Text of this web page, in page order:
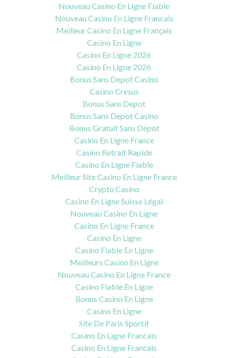
Nouveau Casino En Ligne Fiable
Nouveau Casino En Ligne Francais
Meilleur Casino En Ligne Français
Casino En Ligne
Casino En Ligne 2026
Casino En Ligne 2026
Bonus Sans Depot Casino
Casino Cresus
Bonus Sans Depot
Bonus Sans Depot Casino
Bonus Gratuit Sans Dépôt
Casino En Ligne France
Casino Retrait Rapide
Casino En Ligne Fiable
Meilleur Site Casino En Ligne France
Crypto Casino
Casino En Ligne Suisse Légal
Nouveau Casino En Ligne
Casino En Ligne France
Casino En Ligne
Casino Fiable En Ligne
Meilleurs Casino En Ligne
Nouveau Casino En Ligne France
Casino Fiable En Ligne
Bonus Casino En Ligne
Casino En Ligne
Site De Paris Sportif
Casino En Ligne Francais
Casino En Ligne Francais